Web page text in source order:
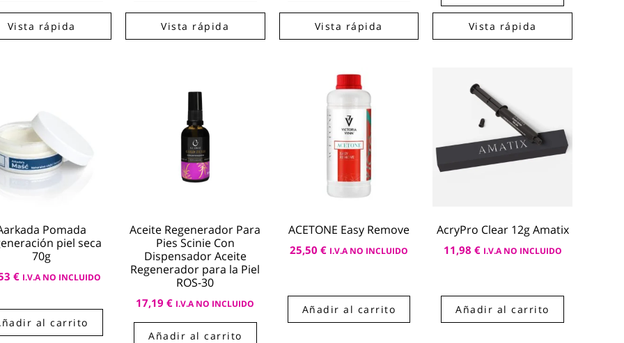
Vista rápida Vista rápida Vista rápida Vista rápida
Pomada
piel seca
70g
€ I.V.A NO INCLUIDO
al carrito
Aceite Regenerador Para
Pies Scinie Con
Dispensador Aceite
Regenerador para la Piel
ROS-30
17,19€ I.V.A NO INCLUIDO
Añadir al carrito
ACETONE Easy Remove
25,50 € I.V.A NO INCLUIDO
Añadir al carrito
AcryPro Clear 12g Amatix
11,98 € I.V.A NO INCLUIDO
Añadir al carrito